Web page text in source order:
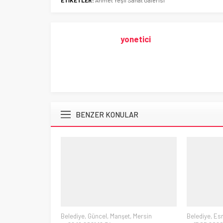
yonetici
BENZER KONULAR
Belediye, Güncel, Manşet, Mersin
Belediye,